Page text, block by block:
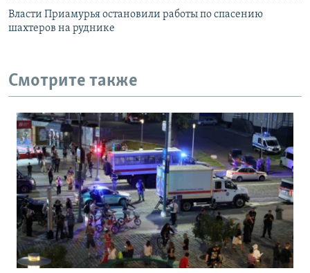
Власти Приамурья остановили работы по спасению
шахтеров на руднике
Смотрите также